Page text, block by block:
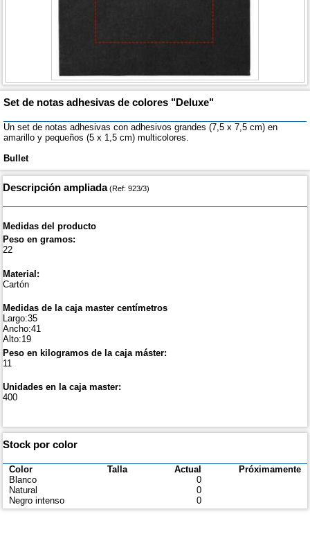
Set de notas adhesivas de colores "Deluxe"
Un set de notas adhesivas con adhesivos grandes (7,5 x 7,5 cm) en
amarillo y pequeños (5 x 1,5 cm) multicolores.
Bullet
Descripción ampliada(Ref: 923/3)
Medidas del producto
Peso en gramos:
22
Material:
Cartón
Medidas de la caja master centímetros
Largo:35
Ancho:41
Alto:19
Peso en kilogramos de la caja máster:
11
Unidades en la caja master:
400
Stock por color
Color Talla Actual
Próximamente
Blanco
0
Natural
0
Negro intenso
0